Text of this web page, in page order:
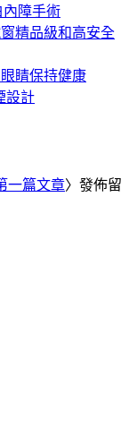
障手術
精品級和高安全
睛保持健康
設計
一篇文章〉發佈留